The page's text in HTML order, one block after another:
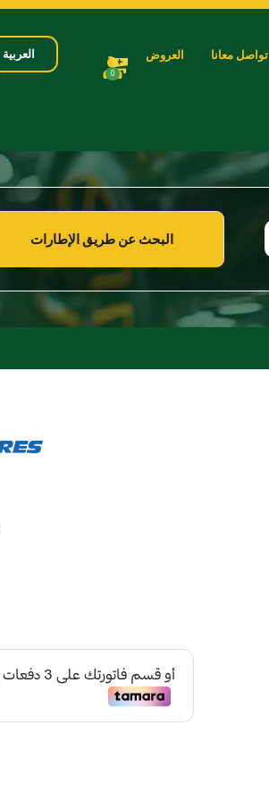
تواصل معانا العروض
0
العربية
البحث عن طريق الإطارات